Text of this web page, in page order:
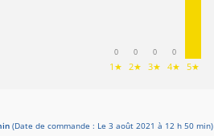
0
1★
0
2★
0
3★
0
4★ 5★
(Date de commande : Le 3 août 2021 à 12 h 50 min)